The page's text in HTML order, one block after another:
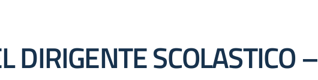
DIRIGENTE SCOLASTICO –